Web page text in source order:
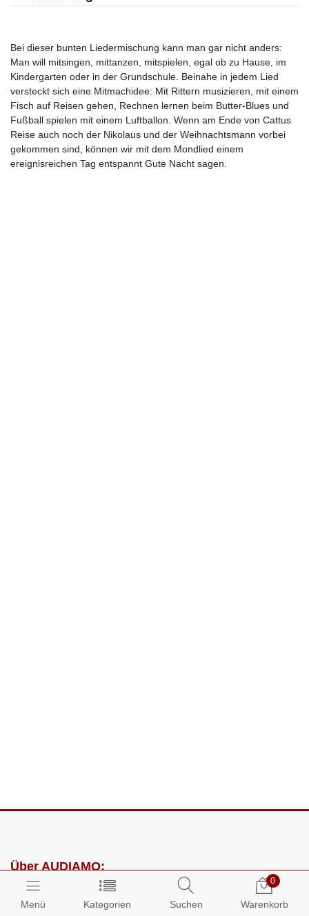
Menü Kategorien Suchen
0
Warenkorb
Bei dieser bunten Liedermischung kann man gar nicht anders:
Man will mitsingen, mittanzen, mitspielen, egal ob zu Hause, im
Kindergarten oder in der Grundschule. Beinahe in jedem Lied
versteckt sich eine Mitmachidee: Mit Rittern musizieren, mit einem
Fisch auf Reisen gehen, Rechnen lernen beim Butter-Blues und
Fußball spielen mit einem Luftballon. Wenn am Ende von Cattus
Reise auch noch der Nikolaus und der Weihnachtsmann vorbei
gekommen sind, können wir mit dem Mondlied einem
ereignisreichen Tag entspannt Gute Nacht sagen.
Über AUDIAMO:
Impressum